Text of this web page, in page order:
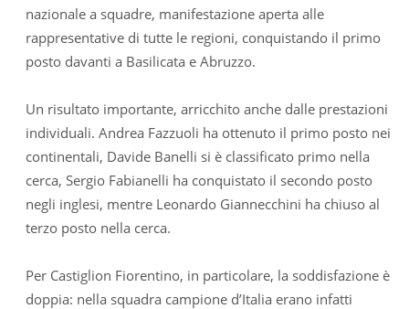
nazionale a squadre, manifestazione aperta alle
rappresentative di tutte le regioni, conquistando il primo
posto davanti a Basilicata e Abruzzo.
Un risultato importante, arricchito anche dalle prestazioni
individuali. Andrea Fazzuoli ha ottenuto il primo posto nei
continentali, Davide Banelli si è classificato primo nella
cerca, Sergio Fabianelli ha conquistato il secondo posto
negli inglesi, mentre Leonardo Giannecchini ha chiuso al
terzo posto nella cerca.
Per Castiglion Fiorentino, in particolare, la soddisfazione è
doppia: nella squadra campione d’Italia erano infatti